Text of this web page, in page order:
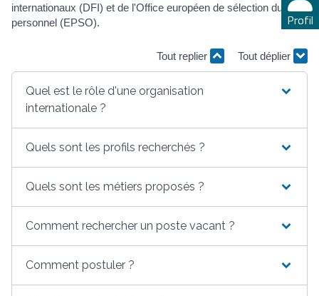
Profil
internationaux (DFI) et de l'Office européen de sélection du
personnel (EPSO).
Tout replier Tout déplier
Quel est le rôle d'une organisation
internationale ?
Quels sont les profils recherchés ?
Quels sont les métiers proposés ?
Comment rechercher un poste vacant ?
Comment postuler ?